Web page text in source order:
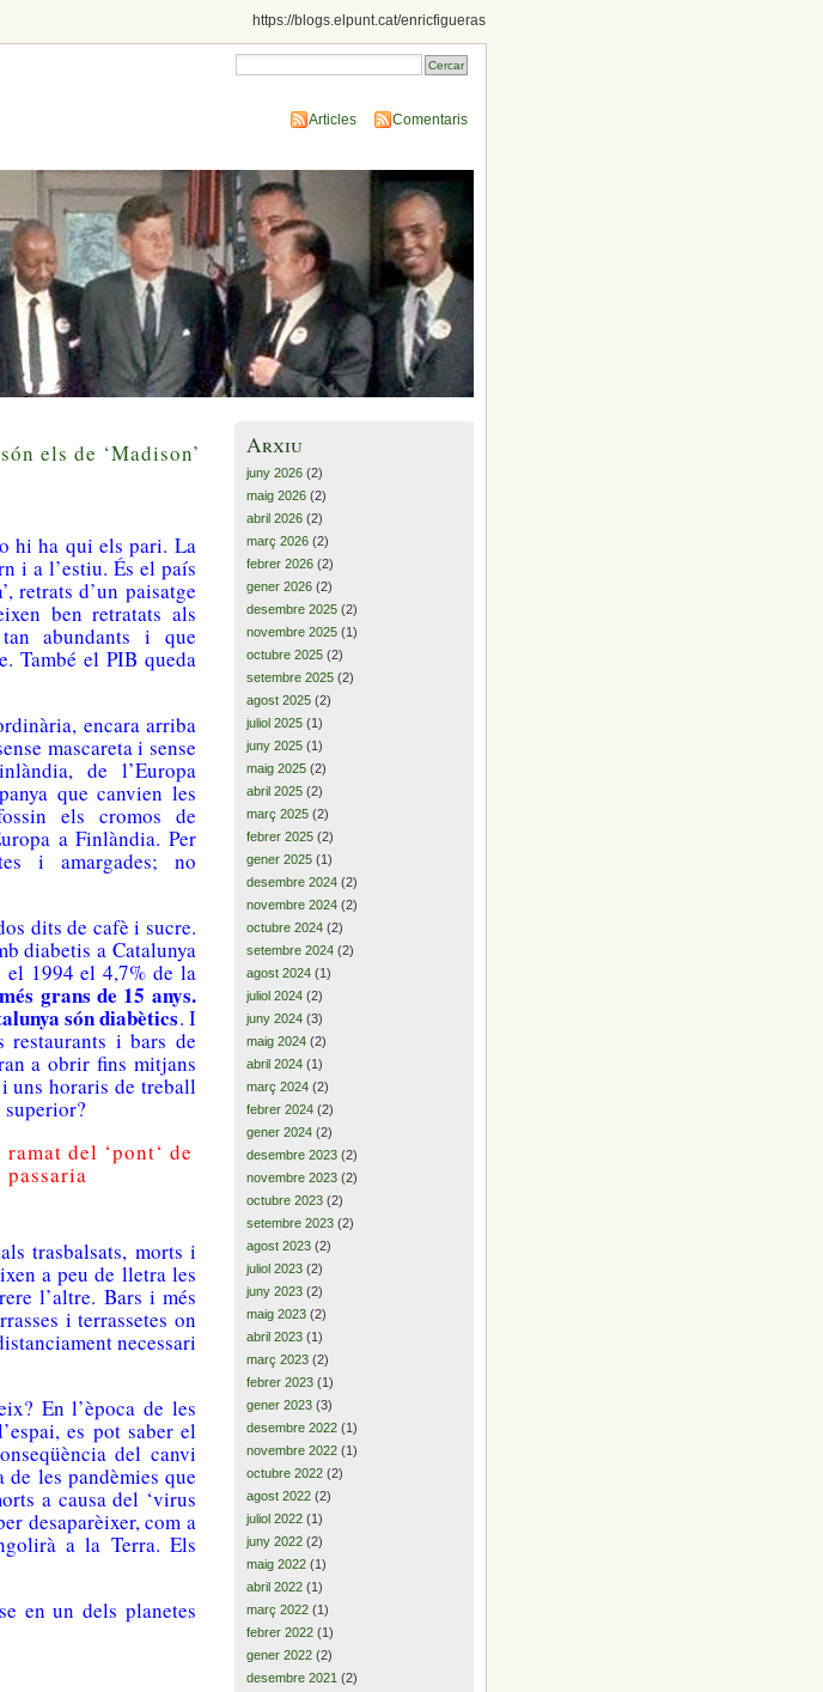
https://blogs.elpunt.cat/enricfigueras
Articles Comentaris
els de ‘Madison’
hi ha qui els pari. La
i a l’estiu. És el país
retrats d’un paisatge
ben retratats als
abundants i que
També el PIB queda
encara arriba
mascareta i sense
de l’Europa
que canvien les
els cromos de
a Finlàndia. Per
i amargades; no
dits de cafè i sucre.
diabetis a Catalunya
el 1994 el 4,7% de la
grans de 15 anys.
són diabètics. I
i bars de
a obrir fins mitjans
i uns horaris de treball
superior?
ramat del ‘pont‘ de
passaria
trasbalsats, morts i
a peu de lletra les
l’altre. Bars i més
i terrassetes on
necessari
En l’època de les
es pot saber el
del canvi
les pandèmies que
a causa del ‘virus
desaparèixer, com a
a la Terra. Els
en un dels planetes
Arxiu
juny 2026 (2)
maig 2026 (2)
abril 2026 (2)
març 2026 (2)
febrer 2026 (2)
gener 2026 (2)
desembre 2025 (2)
novembre 2025 (1)
octubre 2025 (2)
setembre 2025 (2)
agost 2025 (2)
juliol 2025 (1)
juny 2025 (1)
maig 2025 (2)
abril 2025 (2)
març 2025 (2)
febrer 2025 (2)
gener 2025 (1)
desembre 2024 (2)
novembre 2024 (2)
octubre 2024 (2)
setembre 2024 (2)
agost 2024 (1)
juliol 2024 (2)
juny 2024 (3)
maig 2024 (2)
abril 2024 (1)
març 2024 (2)
febrer 2024 (2)
gener 2024 (2)
desembre 2023 (2)
novembre 2023 (2)
octubre 2023 (2)
setembre 2023 (2)
agost 2023 (2)
juliol 2023 (2)
juny 2023 (2)
maig 2023 (2)
abril 2023 (1)
març 2023 (2)
febrer 2023 (1)
gener 2023 (3)
desembre 2022 (1)
novembre 2022 (1)
octubre 2022 (2)
agost 2022 (2)
juliol 2022 (1)
juny 2022 (2)
maig 2022 (1)
abril 2022 (1)
març 2022 (1)
febrer 2022 (1)
gener 2022 (2)
desembre 2021 (2)